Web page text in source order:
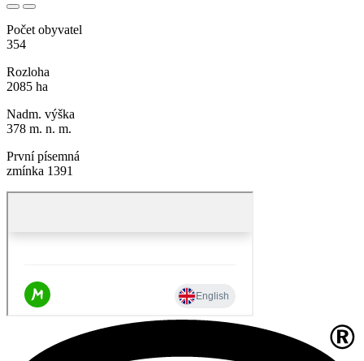
Počet obyvatel
354
Rozloha
2085 ha
Nadm. výška
378 m. n. m.
První písemná
zmínka 1391